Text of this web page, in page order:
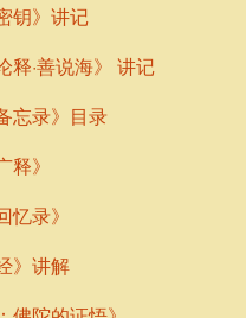
钥》讲记
释·善说海》 讲记
忘录》目录
释》
忆录》
》讲解